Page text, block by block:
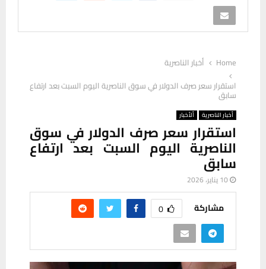
Home
أخبار الناصرية
استقرار سعر صرف الدولار في سوق الناصرية اليوم السبت بعد ارتفاع
سابق
أخبار الناصرية ألأخبار
استقرار سعر صرف الدولار في سوق
الناصرية اليوم السبت بعد ارتفاع
سابق
10 يناير، 2026
مشاركة 0